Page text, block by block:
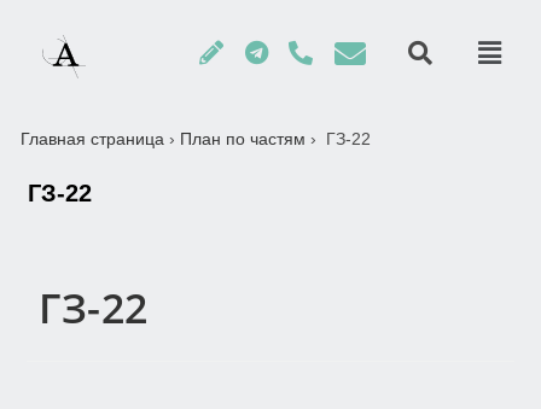
Главная страница › План по частям › ГЗ-22
ГЗ-22
ГЗ-22